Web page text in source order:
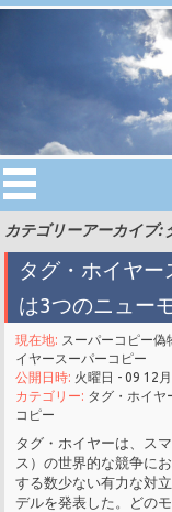
カテゴリーアーカイブ:
タグ・ホイヤ
は3つのニュー
現在地: スーパーコピー偽
イヤースーパーコピー
公開日時: 火曜日 - 09 12
カテゴリー: タグ・ホイヤ
コピー
タグ・ホイヤーは、ス
ス）の世界的な競争に
する数少ない有力な対
デルを発表した。どの